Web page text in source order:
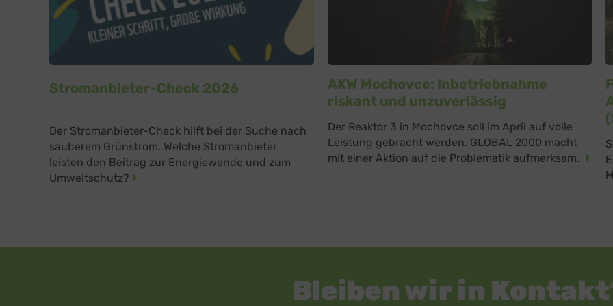
Stromanbieter-Check 2026
Der Stromanbieter-Check hilft bei der Suche nach
sauberem Grünstrom. Welche Stromanbieter
leisten den Beitrag zur Energiewende und zum
Umweltschutz?
AKW Mochovce: Inbetriebnahme
riskant und unzuverlässig
Der Reaktor 3 in Mochovce soll im April auf volle
Leistung gebracht werden. GLOBAL 2000 macht
mit einer Aktion auf die Problematik aufmerksam.
Bleiben wir in
OpenStreetMap Foundation
Spotteron Maps
Typeform
Details
Vimeo Inc., USA
Google Ireland Limited, Irland